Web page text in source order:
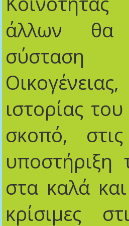
άλλων θα
ιστορίας
σκοπό,
στα καλά
κρίσιμες